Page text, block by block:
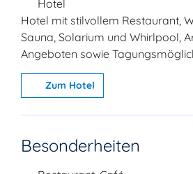
Hotel
Hotel mit stilvollem Restaurant,
Sauna, Solarium und Whirlpool,
Angeboten sowie
Zum Hotel
Besonderheiten